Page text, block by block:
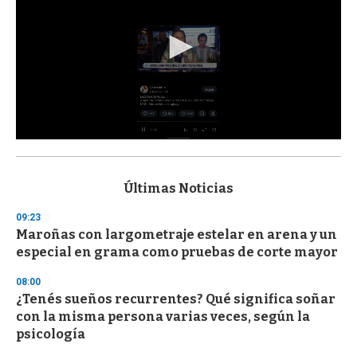
s
d
s
o
f
3
s
e
c
o
Últimas Noticias
09:23
Maroñas con largometraje estelar en arena y un
especial en grama como pruebas de corte mayor
08:00
¿Tenés sueños recurrentes? Qué significa soñar
con la misma persona varias veces, según la
psicología